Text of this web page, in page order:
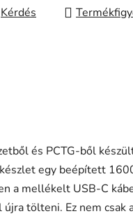
Kérdés
és PCTG-ből
egy beépített
a mellékelt USB-C
tölteni. Ez nem csak